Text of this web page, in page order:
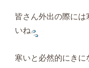
皆さん外出の際には
いね
寒いと必然的にき